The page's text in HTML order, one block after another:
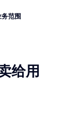
范围
给用